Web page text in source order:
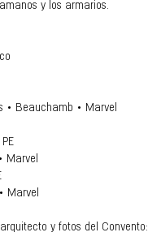
y los armarios.
• Beauchamb • Marvel
Marvel
Marvel
y fotos del Convento: